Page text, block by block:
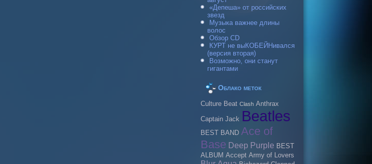
«Депеша» от российских
звезд
Музыка важнее длины
волос
Обзор CD
КУРТ не выКОБЕЙНивался
(версия вторая)
Возможно, они станут
гигантами
Облако меток
Culture Beat Clash Anthrax
Caрtain Jack Beatles
BEST BAND Ace of
Base Deep Purple BEST
ALBUM Accept Army of Lovers